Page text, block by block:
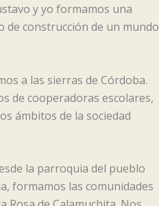
y yo formamos una
de construcción de un mundo
a las sierras de Córdoba.
de cooperadoras escolares,
ámbitos de la sociedad
la parroquia del pueblo
formamos las comunidades